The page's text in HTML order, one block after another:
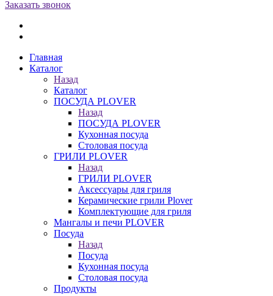
Заказать звонок
Главная
Каталог
Назад
Каталог
ПОСУДА PLOVER
Назад
ПОСУДА PLOVER
Кухонная посуда
Столовая посуда
ГРИЛИ PLOVER
Назад
ГРИЛИ PLOVER
Аксессуары для гриля
Керамические грили Plover
Комплектующие для гриля
Мангалы и печи PLOVER
Посуда
Назад
Посуда
Кухонная посуда
Столовая посуда
Продукты